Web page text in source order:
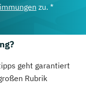
zu. *
geht garantiert
Rubrik